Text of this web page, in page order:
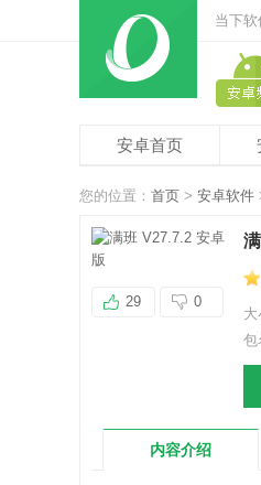
当下
安卓首页
您的位置： 首页 > 安卓软件
29 0
大
包
内容介绍